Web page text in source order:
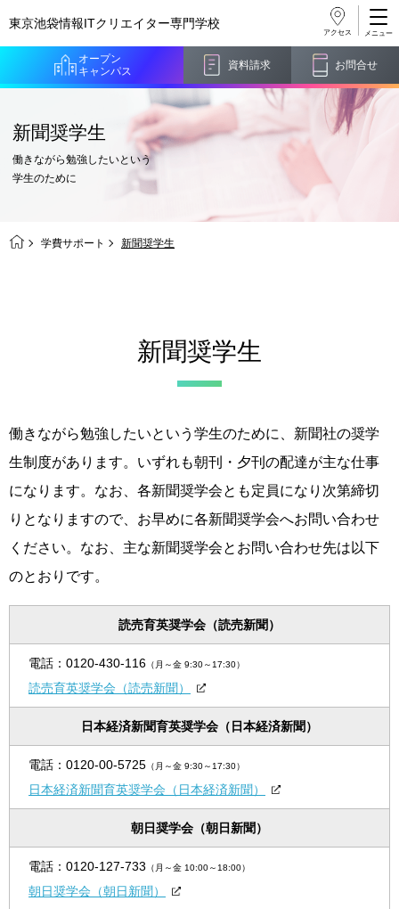
東京池袋情報ITクリエイター専門学校
オープン
キャンパス
資料請求 お問合せ
アクセス
新聞奨学生
働きながら勉強したいという
学生のために
学費サポート 新聞奨学生
新聞奨学生
働きながら勉強したいという学生のために、新聞社の奨学
生制度があります。いずれも朝刊・夕刊の配達が主な仕事
になります。なお、各新聞奨学会とも定員になり次第締切
りとなりますので、お早めに各新聞奨学会へお問い合わせ
ください。なお、主な新聞奨学会とお問い合わせ先は以下
のとおりです。
読売育英奨学会（読売新聞）
電話： 0120-430-116 （月～金 9:30～17:30）
読売育英奨学会（読売新聞）
日本経済新聞育英奨学会（日本経済新聞）
電話： 0120-00-5725 （月～金 9:30～17:30）
日本経済新聞育英奨学会（日本経済新聞）
朝日奨学会（朝日新聞）
電話： 0120-127-733 （月～金 10:00～18:00）
朝日奨学会（朝日新聞）